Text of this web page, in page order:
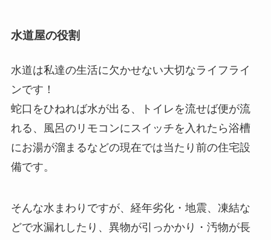
水道屋の役割
水道は私達の生活に欠かせない大切なライフライ
ンです！
蛇口をひねれば水が出る、トイレを流せば便が流
れる、風呂のリモコンにスイッチを入れたら浴槽
にお湯が溜まるなどの現在では当たり前の住宅設
備です。
そんな水まわりですが、経年劣化・地震、凍結な
どで水漏れしたり、異物が引っかかり・汚物が長